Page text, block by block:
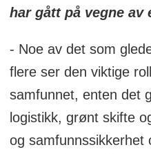
har gått på vegne av
- Noe av det som
flere ser den viktige
samfunnet, enten det
logistikk, grønt skifte
og samfunnssikkerhet